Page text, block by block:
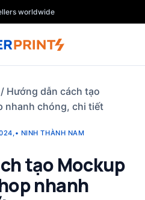
worldwide
/ Hướng dẫn cách tạo
nhanh chóng, chi tiết
,• NINH THÀNH NAM
tạo Mockup
nhanh